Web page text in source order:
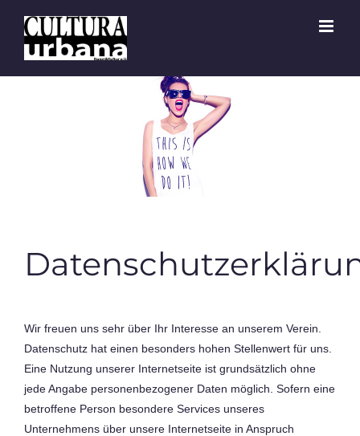
Inhalt
Wir freuen uns sehr über Ihr Interesse an unserem Verein.
Datenschutz hat einen besonders hohen Stellenwert für uns.
Eine Nutzung unserer Internetseite ist grundsätzlich ohne
jede Angabe personenbezogener Daten möglich. Sofern eine
betroffene Person besondere Services unseres
Unternehmens über unsere Internetseite in Anspruch